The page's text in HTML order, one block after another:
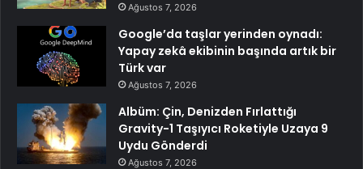
Ağustos 7, 2026
Google’da taşlar yerinden oynadı:
Yapay zekâ ekibinin başında artık bir
Türk var
Ağustos 7, 2026
Albüm: Çin, Denizden Fırlattığı
Gravity-1 Taşıyıcı Roketiyle Uzaya 9
Uydu Gönderdi
Ağustos 7, 2026